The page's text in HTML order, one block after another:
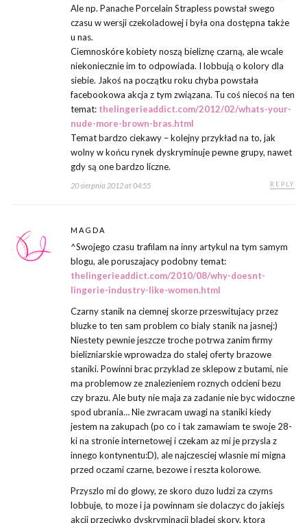
Ale np. Panache Porcelain Strapless powstał swego
czasu w wersji czekoladowej i była ona dostępna także
u nas.
Ciemnoskóre kobiety noszą bieliznę czarną, ale wcale
niekoniecznie im to odpowiada. I lobbują o kolory dla
siebie. Jakoś na początku roku chyba powstała
facebookowa akcja z tym związana. Tu coś niecoś na ten
temat: thelingerieaddict.com/2012/02/whats-your-
nude-more-brown-bras.html
Temat bardzo ciekawy – kolejny przykład na to, jak
wolny w końcu rynek dyskryminuje pewne grupy, nawet
gdy są one bardzo liczne.
20 sierpnia 2012 at 04:55 REPLY
MAGDA
^Swojego czasu trafilam na inny artykul na tym samym
blogu, ale poruszajacy podobny temat:
thelingerieaddict.com/2010/08/why-doesnt-
lingerie-industry-like-women.html
Czarny stanik na ciemnej skorze przeswitujacy przez
bluzke to ten sam problem co bialy stanik na jasnej:)
Niestety pewnie jeszcze troche potrwa zanim firmy
bielizniarskie wprowadza do stalej oferty brazowe
staniki. Powinni brac przyklad ze sklepow z butami, nie
ma problemow ze znalezieniem roznych odcieni bezu
czy brazu. Ale buty nie maja za zadanie nie byc widoczne
spod ubrania… Nie zwracam uwagi na staniki kiedy
jestem na zakupach (po co i tak zamawiam te swoje 28-
ki na stronie internetowej i czekam az mi je przysla z
innego kontynentu:D), ale najczesciej wlasnie mi migna
przed oczami czarne, bezowe i reszta kolorowe.
Przyszlo mi do glowy, ze skoro duzo ludzi za czyms
lobbuje, to moze i ja powinnam sie dolaczyc do jakiejs
akcji przeciwko dyskryminacji bladej skory, ktora